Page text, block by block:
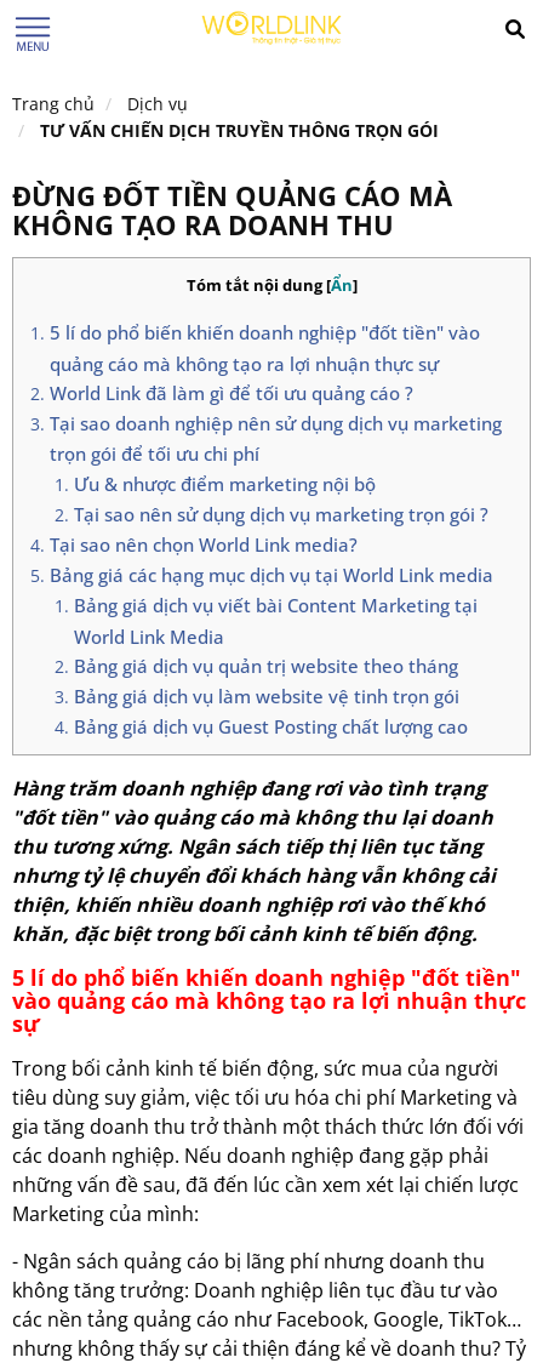
Trang chủ
Dịch vụ
TƯ VẤN CHIẾN DỊCH TRUYỀN THÔNG TRỌN GÓI
ĐỪNG ĐỐT TIỀN QUẢNG CÁO MÀ
KHÔNG TẠO RA DOANH THU
Tóm tắt nội dung[Ẩn]
5 lí do phổ biến khiến doanh nghiệp "đốt tiền" vào
quảng cáo mà không tạo ra lợi nhuận thực sự
World Link đã làm gì để tối ưu quảng cáo ?
Tại sao doanh nghiệp nên sử dụng dịch vụ marketing
trọn gói để tối ưu chi phí
Ưu & nhược điểm marketing nội bộ
Tại sao nên sử dụng dịch vụ marketing trọn gói ?
Tại sao nên chọn World Link media?
Bảng giá các hạng mục dịch vụ tại World Link media
Bảng giá dịch vụ viết bài Content Marketing tại
World Link Media
Bảng giá dịch vụ quản trị website theo tháng
Bảng giá dịch vụ làm website vệ tinh trọn gói
Bảng giá dịch vụ Guest Posting chất lượng cao
Hàng trăm doanh nghiệp đang rơi vào tình trạng
"đốt tiền" vào quảng cáo mà không thu lại doanh
thu tương xứng. Ngân sách tiếp thị liên tục tăng
nhưng tỷ lệ chuyển đổi khách hàng vẫn không cải
thiện, khiến nhiều doanh nghiệp rơi vào thế khó
khăn, đặc biệt trong bối cảnh kinh tế biến động.
5 lí do phổ biến khiến doanh nghiệp "đốt tiền"
vào quảng cáo mà không tạo ra lợi nhuận thực
sự
Trong bối cảnh kinh tế biến động, sức mua của người
tiêu dùng suy giảm, việc tối ưu hóa chi phí Marketing và
gia tăng doanh thu trở thành một thách thức lớn đối với
các doanh nghiệp. Nếu doanh nghiệp đang gặp phải
những vấn đề sau, đã đến lúc cần xem xét lại chiến lược
Marketing của mình:
- Ngân sách quảng cáo bị lãng phí nhưng doanh thu
không tăng trưởng: Doanh nghiệp liên tục đầu tư vào
các nền tảng quảng cáo như Facebook, Google, TikTok…
nhưng không thấy sự cải thiện đáng kể về doanh thu? Tỷ